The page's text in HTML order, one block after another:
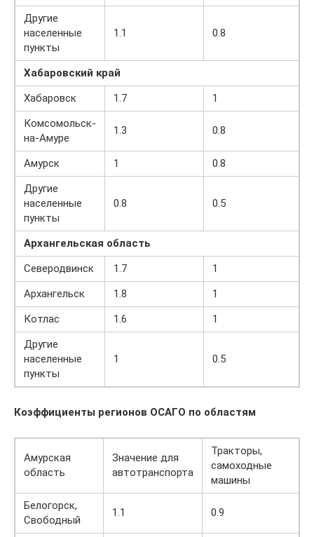
Другие
населенные
пункты
1.1 0.8
Хабаровский край
Хабаровск
1.7
1
Комсомольск-
на-Амуре
1.3 0.8
Амурск 1
0.8
Другие
населенные
пункты
0.8 0.5
Архангельская область
Северодвинск
1.7
1
Архангельск
1.8
1
Котлас
1.6
1
Другие
населенные
пункты
1 0.5
Коэффициенты регионов ОСАГО по областям
Амурская
область
Значение для
автотранспорта
Тракторы,
самоходные
машины
Белогорск,
Свободный
1.1 0.9